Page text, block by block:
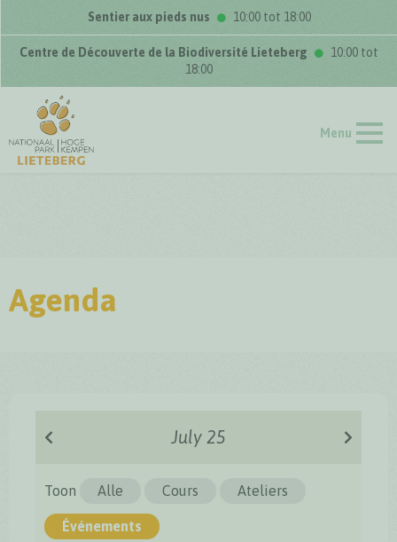
Sentier aux pieds nus 10:00 tot 18:00
Centre de Découverte de la Biodiversité Lieteberg
10:00 tot
18:00
Menu
Agenda
July 25
Toon Alle Cours Ateliers
Événements